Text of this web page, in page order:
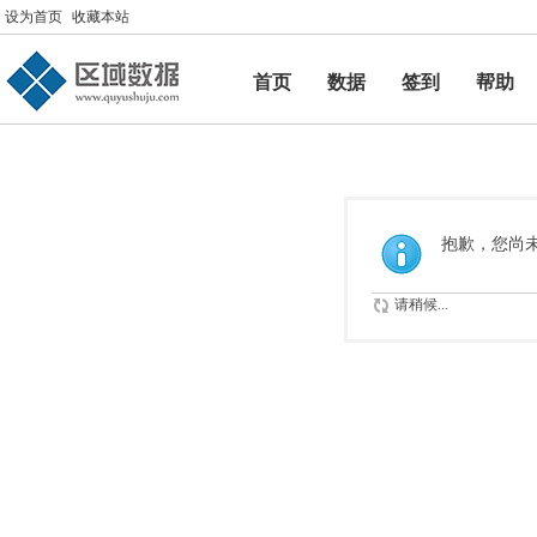
设为首页 收藏本站
首页 数据 签到
帮助
帮助
抱歉，您尚
请稍候...